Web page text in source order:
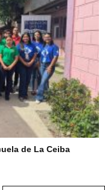
de La Ceiba